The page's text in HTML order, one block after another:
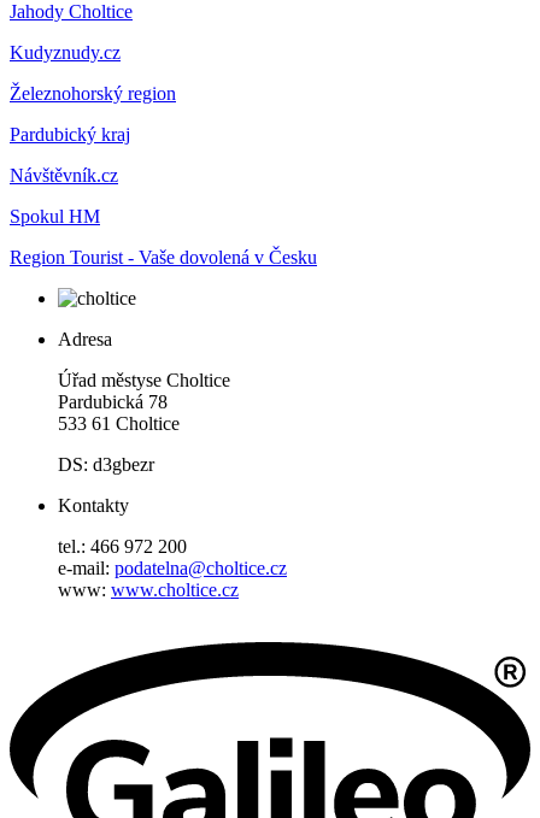
Jahody Choltice
Kudyznudy.cz
Železnohorský region
Pardubický kraj
Návštěvník.cz
Spokul HM
Region Tourist - Vaše dovolená v Česku
Adresa
Úřad městyse Choltice
Pardubická 78
533 61 Choltice
DS: d3gbezr
Kontakty
tel.: 466 972 200
e-mail: podatelna@choltice.cz
www: www.choltice.cz